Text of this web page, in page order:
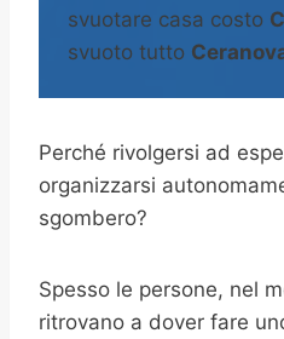
svuotare casa costo
svuoto tutto
Perché rivolgersi ad
organizzarsi
sgombero?
Spesso le persone, nel
ritrovano a dover fare